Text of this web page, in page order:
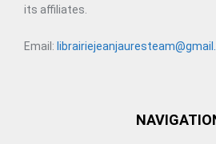
its affiliates.
Email: